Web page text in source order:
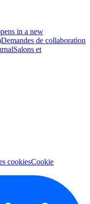
in a new
Demandes de collaboration
Salons et
cookiesCookie